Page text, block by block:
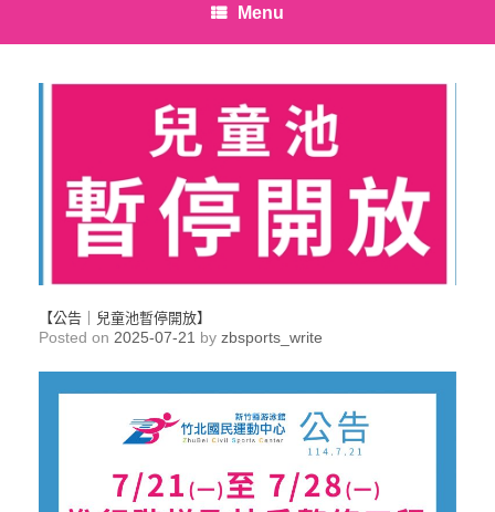
Menu
【公告｜兒童池暫停開放】
Posted on 2025-07-21 by zbsports_write